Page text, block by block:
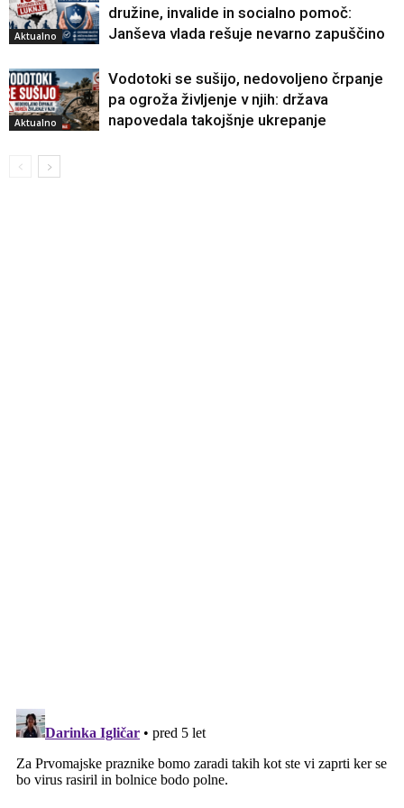
Aktualno
družine, invalide in socialno pomoč:
Janševa vlada rešuje nevarno zapuščino
Aktualno
Vodotoki se sušijo, nedovoljeno črpanje
pa ogroža življenje v njih: država
napovedala takojšnje ukrepanje